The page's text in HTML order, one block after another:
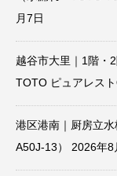
月7日
越谷市大里｜1階・
TOTO ピュアレスト
港区港南｜厨房立
A50J-13）
2026年8